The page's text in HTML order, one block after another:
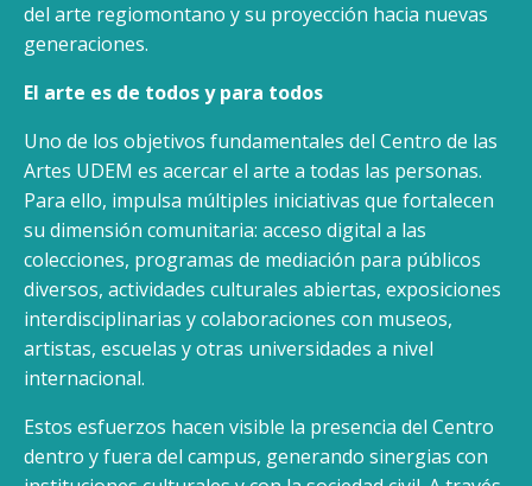
del arte regiomontano y su proyección hacia nuevas
generaciones.
El arte es de todos y para todos
Uno de los objetivos fundamentales del Centro de las
Artes UDEM es acercar el arte a todas las personas.
Para ello, impulsa múltiples iniciativas que fortalecen
su dimensión comunitaria: acceso digital a las
colecciones, programas de mediación para públicos
diversos, actividades culturales abiertas, exposiciones
interdisciplinarias y colaboraciones con museos,
artistas, escuelas y otras universidades a nivel
internacional.
Estos esfuerzos hacen visible la presencia del Centro
dentro y fuera del campus, generando sinergias con